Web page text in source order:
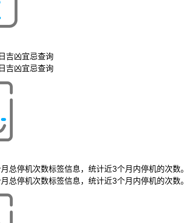
吉凶宜忌查询
吉凶宜忌查询
总停机次数标签信息，统计近3个月内停机的次数。
总停机次数标签信息，统计近3个月内停机的次数。